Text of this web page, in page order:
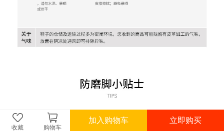
收藏 购物车
加入购物车 立即购买